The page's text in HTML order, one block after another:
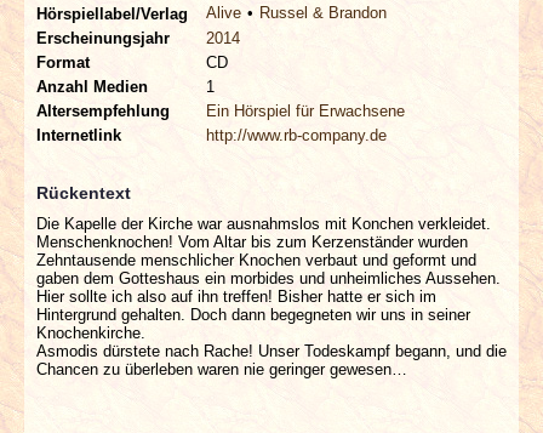
Hörspiellabel/Verlag
Alive
Russel & Brandon
Erscheinungsjahr
2014
Format
CD
Anzahl Medien
1
Altersempfehlung
Ein Hörspiel für Erwachsene
Internetlink
http://www.rb-company.de
Rückentext
Die Kapelle der Kirche war ausnahmslos mit Konchen verkleidet.
Menschenknochen! Vom Altar bis zum Kerzenständer wurden
Zehntausende menschlicher Knochen verbaut und geformt und
gaben dem Gotteshaus ein morbides und unheimliches Aussehen.
Hier sollte ich also auf ihn treffen! Bisher hatte er sich im
Hintergrund gehalten. Doch dann begegneten wir uns in seiner
Knochenkirche.
Asmodis dürstete nach Rache! Unser Todeskampf begann, und die
Chancen zu überleben waren nie geringer gewesen…